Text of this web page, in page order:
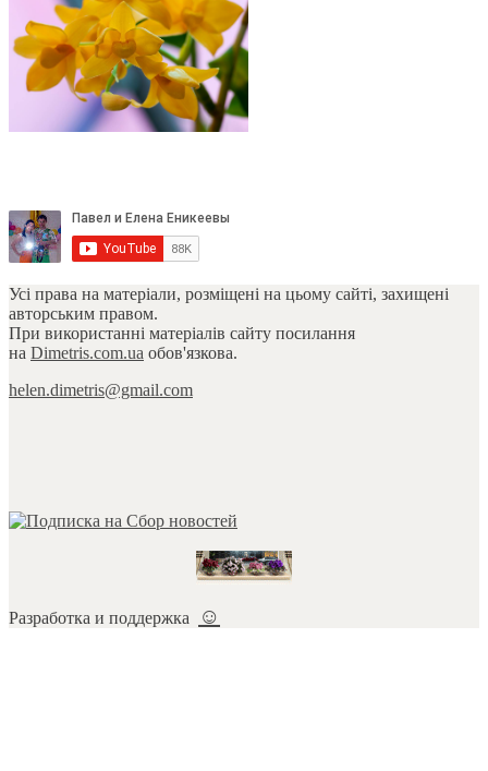
Усі права на матеріали, розміщені на цьому сайті, захищені
авторським правом.
При використанні матеріалів сайту посилання
на Dimetris.com.ua обов'язкова.
helen.dimetris@gmail.com
Разработка и поддержка ☺